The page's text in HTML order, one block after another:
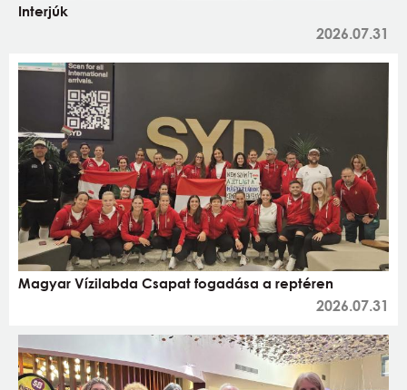
Interjúk
2026.07.31
Magyar Vízilabda Csapat fogadása a reptéren
2026.07.31